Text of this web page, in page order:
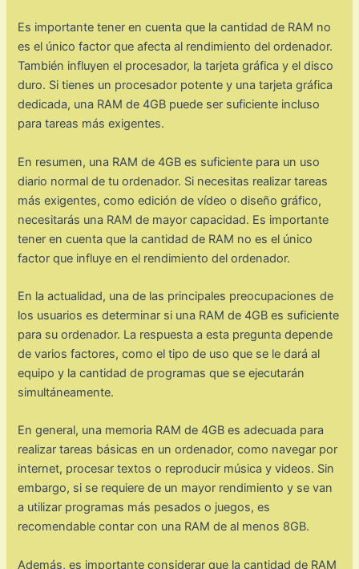
Es importante tener en cuenta que la cantidad de RAM no
es el único factor que afecta al rendimiento del ordenador.
También influyen el procesador, la tarjeta gráfica y el disco
duro. Si tienes un procesador potente y una tarjeta gráfica
dedicada, una RAM de 4GB puede ser suficiente incluso
para tareas más exigentes.
En resumen, una RAM de 4GB es suficiente para un uso
diario normal de tu ordenador. Si necesitas realizar tareas
más exigentes, como edición de vídeo o diseño gráfico,
necesitarás una RAM de mayor capacidad. Es importante
tener en cuenta que la cantidad de RAM no es el único
factor que influye en el rendimiento del ordenador.
En la actualidad, una de las principales preocupaciones de
los usuarios es determinar si una RAM de 4GB es suficiente
para su ordenador. La respuesta a esta pregunta depende
de varios factores, como el tipo de uso que se le dará al
equipo y la cantidad de programas que se ejecutarán
simultáneamente.
En general, una memoria RAM de 4GB es adecuada para
realizar tareas básicas en un ordenador, como navegar por
internet, procesar textos o reproducir música y videos. Sin
embargo, si se requiere de un mayor rendimiento y se van
a utilizar programas más pesados o juegos, es
recomendable contar con una RAM de al menos 8GB.
Además, es importante considerar que la cantidad de RAM